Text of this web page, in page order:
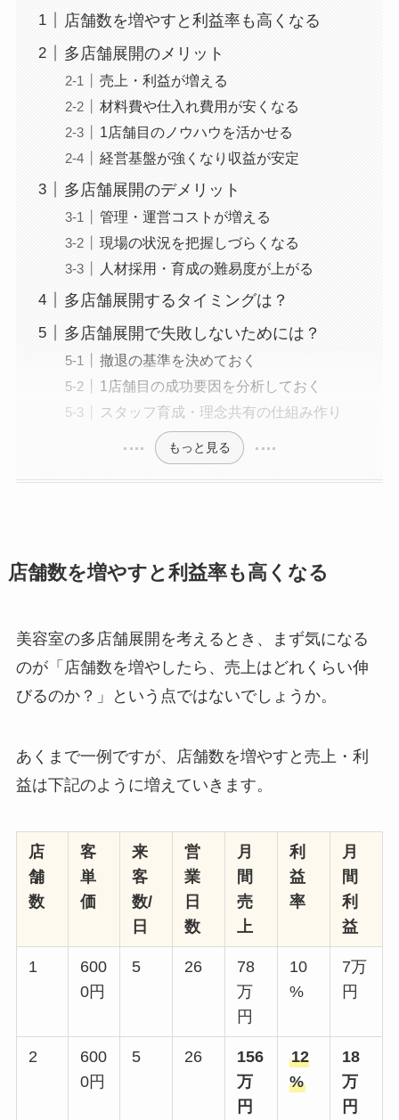
店舗数を増やすと利益率も高くなる
多店舗展開のメリット
売上・利益が増える
材料費や仕入れ費用が安くなる
1店舗目のノウハウを活かせる
経営基盤が強くなり収益が安定
多店舗展開のデメリット
管理・運営コストが増える
現場の状況を把握しづらくなる
人材採用・育成の難易度が上がる
多店舗展開するタイミングは？
多店舗展開で失敗しないためには？
撤退の基準を決めておく
1店舗目の成功要因を分析しておく
スタッフ育成・理念共有の仕組み作り
もっと見る
店舗数を増やすと利益率も高くなる
美容室の多店舗展開を考えるとき、まず気になる
のが「店舗数を増やしたら、売上はどれくらい伸
びるのか？」という点ではないでしょうか。
あくまで一例ですが、店舗数を増やすと売上・利
益は下記のように増えていきます。
店
舗
数
客
単
価
来
客
数/
日
営
業
日
数
月
間
売
上
利
益
率
月
間
利
益
1
600
0円
5 26
78
万
円
10
%
7万
円
2
600
0円
5 26
156
万
円
12
%
18
万
円